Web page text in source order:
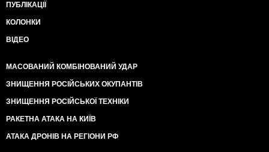
ПУБЛІКАЦІЇ
КОЛОНКИ
ВІДЕО
МАСОВАНИЙ КОМБІНОВАНИЙ УДАР
ЗНИЩЕННЯ РОСІЙСЬКИХ ОКУПАНТІВ
ЗНИЩЕННЯ РОСІЙСЬКОЇ ТЕХНІКИ
РАКЕТНА АТАКА НА КИЇВ
АТАКА ДРОНІВ НА РЕГІОНИ РФ